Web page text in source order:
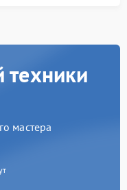
техники
мастера